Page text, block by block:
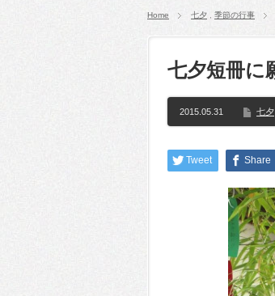
Home 七夕 季節の行事
七夕短冊に
2015.05.31 七夕
Tweet Share